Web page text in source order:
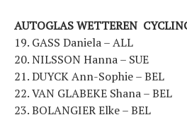
AUTOGLAS WETTEREN
19. GASS Daniela – ALL
20. NILSSON Hanna – SUE
21. DUYCK Ann-Sophie – BEL
22. VAN GLABEKE Shana – BEL
23. BOLANGIER Elke – BEL